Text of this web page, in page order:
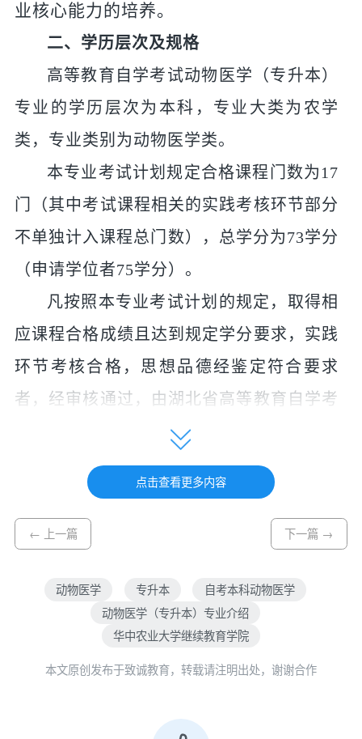
业核心能力的培养。
二、学历层次及规格
高等教育自学考试动物医学（专升本）
专业的学历层次为本科，专业 大类为农学
类，专业类别 为动物医学类。
本专业考试计划规定合格课程门数为1 7
门（其中考试课程相关的实践考核环节部分
不单独计入课程总门数），总学分为73学分
（申请学位者75学分）。
凡按照本专业考试计划的规定，取得相
应课程合格成绩且达到规定学分要求， 实践
环节考核合格，思想品德经鉴定符合要求
者，经审核通过，由湖北省高等教育自学考
试委员会颁发动物医学（专升本）专业毕业
证书，主考学校副署，国家承认学历。
高等学历继续教育学士学位条件者，由主考
学校按规定授予学士学位。
本专业培养理想信念坚定，德、智、
体、美、劳全面发展，具有较高的科学文化
禽疾病诊断与防治、动物检疫、兽医卫生检
点击查看更多内容
← 上一篇 下一篇 →
动物医学 专升本
自考本科动物医学
动物医学（专升本）专业介绍
华中农业大学继续教育学院
本文原创发布于致诚教育，转载请注明出处，谢谢合作